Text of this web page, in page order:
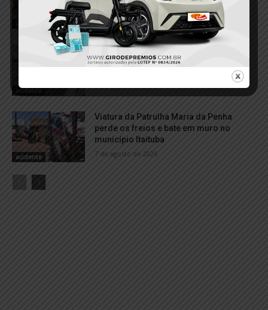
feridas em Itaituba
7 de agosto de 2026
acidente
Balsa com calcário perde controle e
colide com embarcação no Porto de
7 de agosto de 2026
acidente
Viatura da Patrulha Maria da Penha
perde os freios e bate em muro no
município Itaituba
7 de agosto de 2026